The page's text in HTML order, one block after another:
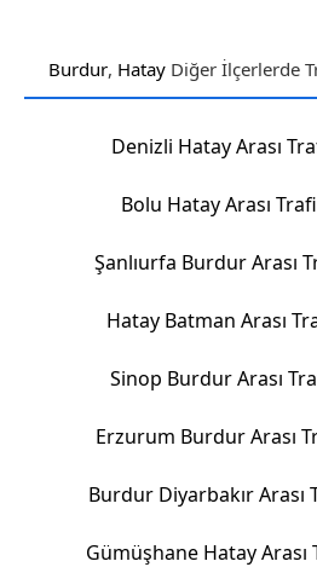
Burdur, Hatay Diğer İlçerlerde
Denizli Hatay Arası
Bolu Hatay Arası
Şanlıurfa Burdur Arası
Hatay Batman Arası
Sinop Burdur Arası
Erzurum Burdur Arası
Burdur Diyarbakır
Gümüşhane Hatay